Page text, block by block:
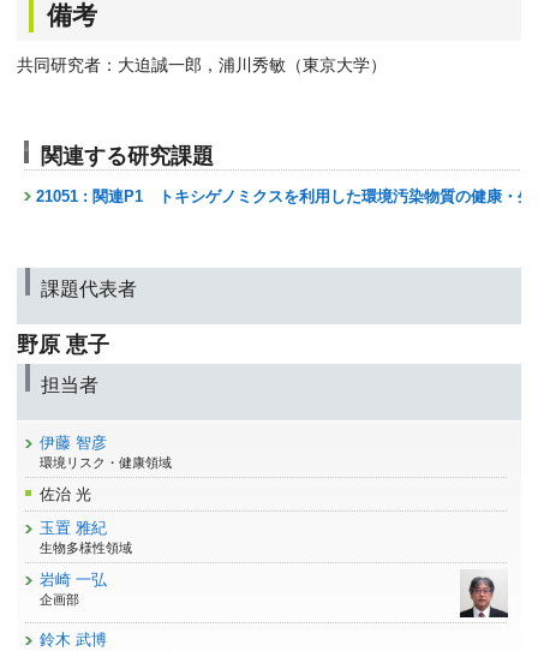
備考
共同研究者：大迫誠一郎，浦川秀敏（東京大学）
関連する研究課題
21051 : 関連P1 トキシゲノミクスを利用した環境汚染物質の健康・生
課題代表者
野原 恵子
担当者
伊藤 智彦
環境リスク・健康領域
佐治 光
玉置 雅紀
生物多様性領域
岩崎 一弘
企画部
鈴木 武博